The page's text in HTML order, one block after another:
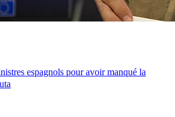
espagnols pour avoir manqué la